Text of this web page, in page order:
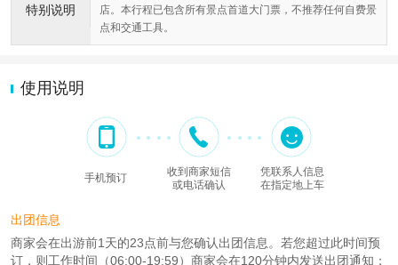
特别说明
店。本行程已包含所有景点首道大门票，不推荐任何自费景
点和交通工具。
使用说明
手机预订
收到商家短信
或电话确认
凭联系人信息
在指定地上车
出团信息
商家会在出游前1天的23点前与您确认出团信息。若您超过此时间预
订，则工作时间（06:00-19:59）商家会在120分钟内发送出团通知；